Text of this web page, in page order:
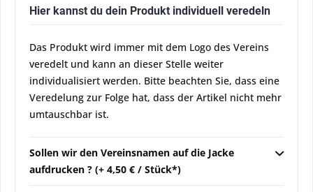
Hier kannst du dein Produkt individuell veredeln
Das Produkt wird immer mit dem Logo des Vereins
veredelt und kann an dieser Stelle weiter
individualisiert werden. Bitte beachten Sie, dass eine
Veredelung zur Folge hat, dass der Artikel nicht mehr
umtauschbar ist.
Sollen wir den Vereinsnamen auf die Jacke
aufdrucken ? (+ 4,50 € / Stück*)